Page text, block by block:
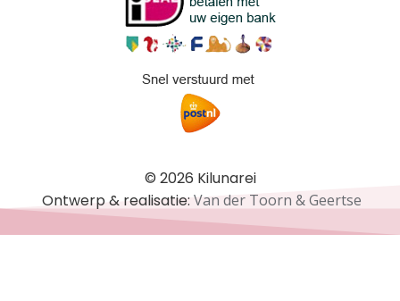
© 2026 Kilunarei
Ontwerp & realisatie:Van der Toorn & Geertse